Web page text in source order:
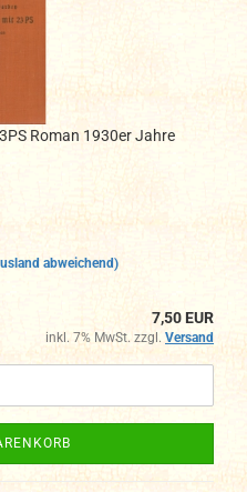
Roman 1930er Jahre
abweichend)
7,50 EUR
inkl. 7% MwSt. zzgl. Versand